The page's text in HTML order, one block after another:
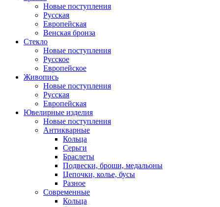
Новые поступления
Русская
Европейская
Венская бронза
Стекло
Новые поступления
Русское
Европейское
Живопись
Новые поступления
Русская
Европейская
Ювелирные изделия
Новые поступления
Антикварные
Кольца
Серьги
Браслеты
Подвески, броши, медальоны
Цепочки, колье, бусы
Разное
Современные
Кольца